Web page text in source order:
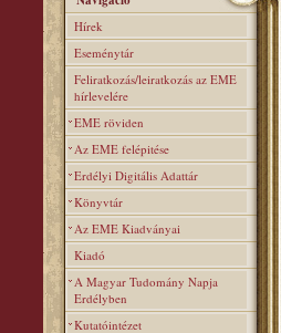
Hírek
Eseménytár
Feliratkozás/leiratkozás az EME
hírlevelére
EME röviden
Az EME felépitése
Erdélyi Digitális Adattár
Könyvtár
Az EME Kiadványai
Kiadó
A Magyar Tudomány Napja
Erdélyben
Kutatóintézet